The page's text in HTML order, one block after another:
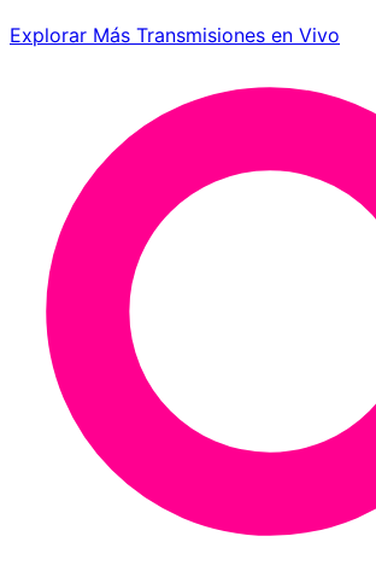
Explorar Más Transmisiones en Vivo